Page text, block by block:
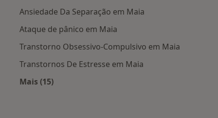
Ansiedade Da Separação em Maia
Ataque de pânico em Maia
Transtorno Obsessivo-Compulsivo em Maia
Transtornos De Estresse em Maia
Mais (15)